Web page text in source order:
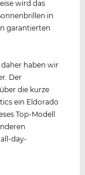
wird das
in
garantierten
haben wir
Der
die kurze
ein Eldorado
Top-Modell
day-